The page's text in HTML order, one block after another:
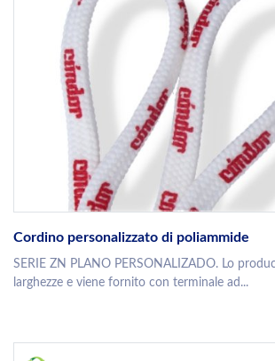
Cordino personalizzato di poliammide
SERIE ZN PLANO PERSONALIZADO. Lo
larghezze e viene fornito con terminale ad...